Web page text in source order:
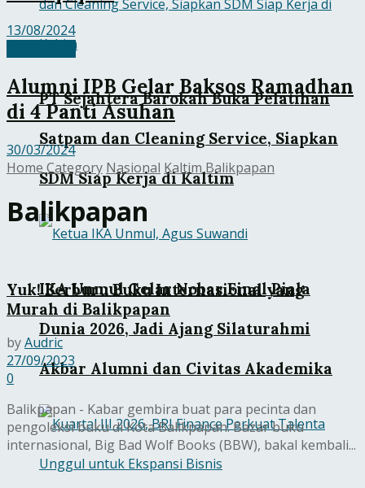
PT Sejahtera Barokah Buka Pelatihan
Satpam dan Cleaning Service, Siapkan
SDM Siap Kerja di Kaltim
IKA Unmul Gelar Nobar Final Piala
Dunia 2026, Jadi Ajang Silaturahmi
Akbar Alumni dan Civitas Akademika
13/08/2024
Alumni IPB Gelar Baksos Ramadhan
di 4 Panti Asuhan
30/03/2024
Home Category Nasional Kaltim Balikpapan
Balikpapan
Yuk! Berburu Buku Internasional yang
Murah di Balikpapan
byAudric
27/09/2023
0
Balikpapan - Kabar gembira buat para pecinta dan
pengoleksi buku di Kota Balikpapan. Bazar buku
internasional, Big Bad Wolf Books (BBW), bakal kembali...